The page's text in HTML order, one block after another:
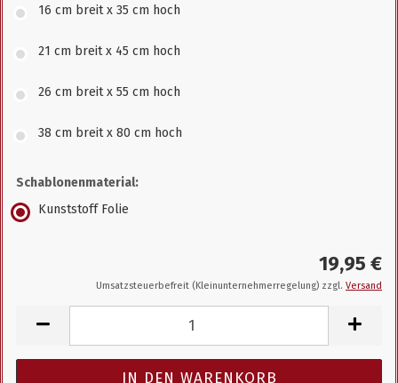
16 cm breit x 35 cm hoch
21 cm breit x 45 cm hoch
26 cm breit x 55 cm hoch
38 cm breit x 80 cm hoch
Schablonenmaterial:
Kunststoff Folie
19,95 €
Umsatzsteuerbefreit (Kleinunternehmerregelung) zzgl. Versand